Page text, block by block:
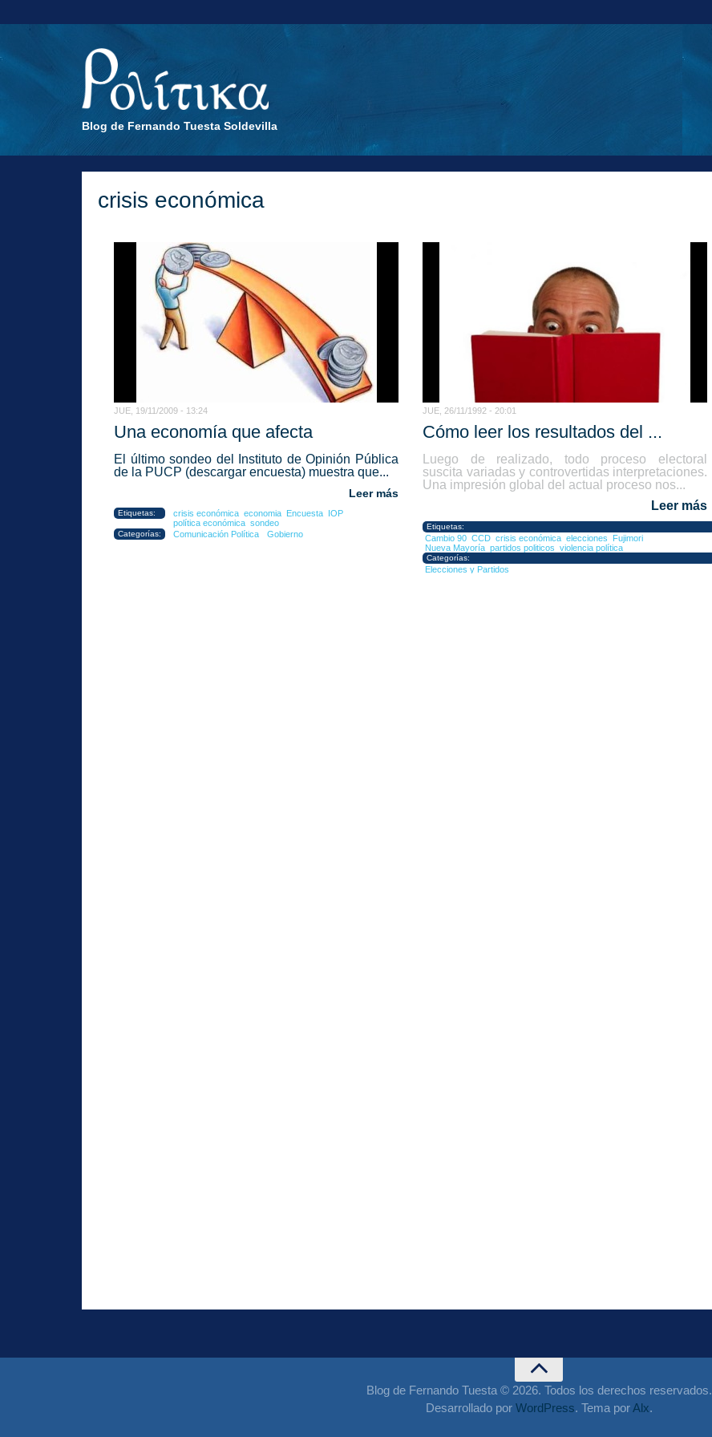
Blog de Fernando Tuesta Soldevilla
crisis económica
JUE, 19/11/2009 - 13:24
Una economía que afecta
El último sondeo del Instituto de Opinión Pública
de la PUCP (descargar encuesta) muestra que...
Leer más
Etiquetas: crisis económica economia Encuesta IOP
política económica sondeo
Categorías: Comunicación Política Gobierno
JUE, 26/11/1992 - 20:01
Cómo leer los resultados del ...
Luego de realizado, todo proceso electoral
suscita variadas y controvertidas interpretaciones.
Una impresión global del actual proceso nos...
Leer más
Etiquetas:
Cambio 90 CCD crisis económica elecciones
Fujimori
Nueva Mayoría partidos politicos violencia política
Categorías:
Elecciones y Partidos
Blog de Fernando Tuesta © 2026. Todos los derechos reservados.
Desarrollado por WordPress. Tema porAlx.